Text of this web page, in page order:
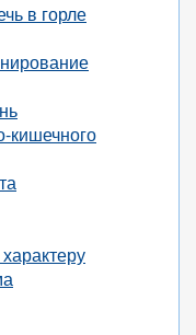
в горле
кишечного